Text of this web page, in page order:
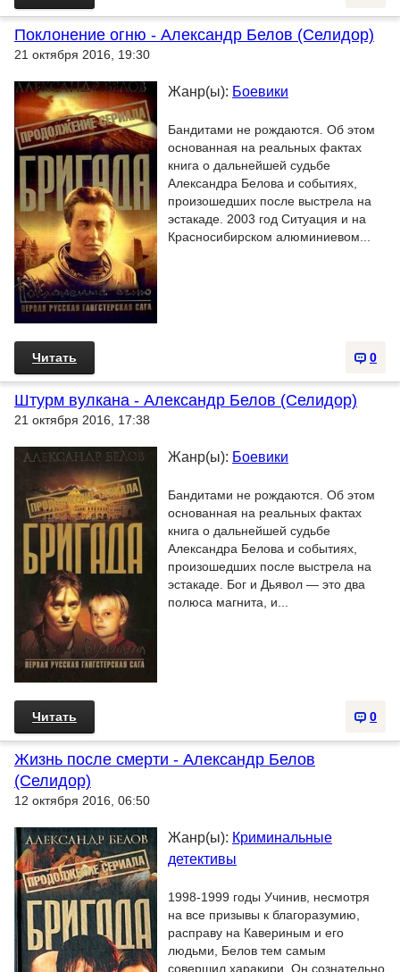
Поклонение огню - Александр Белов (Селидор)
21 октября 2016, 19:30
Жанр(ы): Боевики
Бандитами не рождаются. Об этом
основанная на реальных фактах
книга о дальнейшей судьбе
Александра Белова и событиях,
произошедших после выстрела на
эстакаде. 2003 год Ситуация и на
Красносибирском алюминиевом...
0
Читать
Штурм вулкана - Александр Белов (Селидор)
21 октября 2016, 17:38
Жанр(ы): Боевики
Бандитами не рождаются. Об этом
основанная на реальных фактах
книга о дальнейшей судьбе
Александра Белова и событиях,
произошедших после выстрела на
эстакаде. Бог и Дьявол — это два
полюса магнита, и...
0
Читать
Жизнь после смерти - Александр Белов
(Селидор)
12 октября 2016, 06:50
Жанр(ы): Криминальные
детективы
1998-1999 годы Учинив, несмотря
на все призывы к благоразумию,
расправу на Кавериным и его
людьми, Белов тем самым
совершил харакири. Он сознательно